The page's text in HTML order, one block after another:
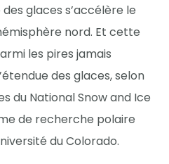
glaces s’accélère le
nord. Et cette
les pires jamais
des glaces, selon
du National Snow and Ice
de recherche polaire
du Colorado.